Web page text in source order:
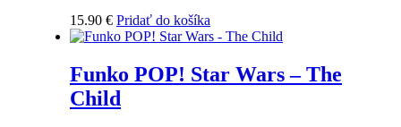
15.90 € Pridať do košíka
Funko POP! Star Wars – The
Child